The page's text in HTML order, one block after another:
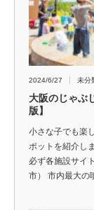
2024/6/27 未分
大阪のじゃぶ
版】
小さな子でも楽
ポットを紹介し
必ず各施設サイ
市） 市内最大